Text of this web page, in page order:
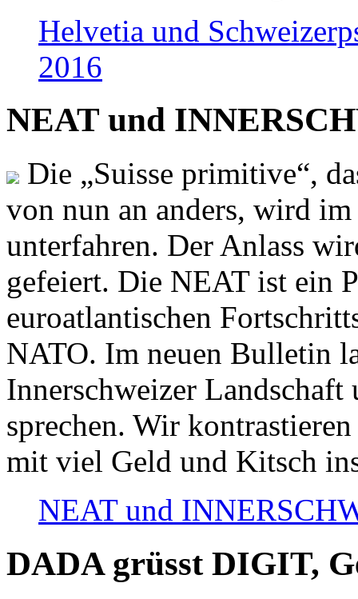
Helvetia und
2016
NEAT und
Die „Suisse primitive“,
von nun an anders, wird
unterfahren. Der Anlass
gefeiert. Die NEAT ist ein
euroatlantischen
NATO. Im neuen Bulletin
Innerschweizer
sprechen. Wir
mit viel Geld und Kitsch
NEAT und
DADA grüsst DIGIT,